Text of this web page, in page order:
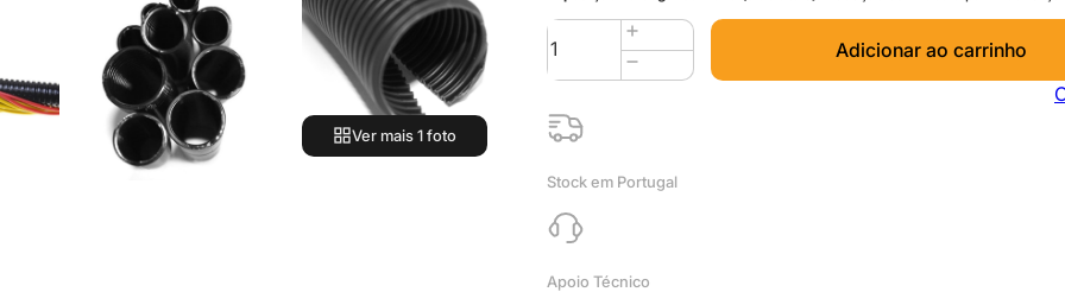
Quantidade
de
1m
Tubo
Anelado
PP
10mm
diâmetro
Aberto
Adicionar ao carrinho
Stock em Portugal
Apoio Técnico
Ver mais 1 foto